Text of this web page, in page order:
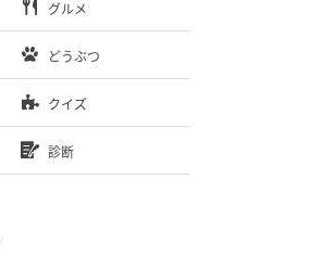
グルメ
どうぶつ
クイズ
診断